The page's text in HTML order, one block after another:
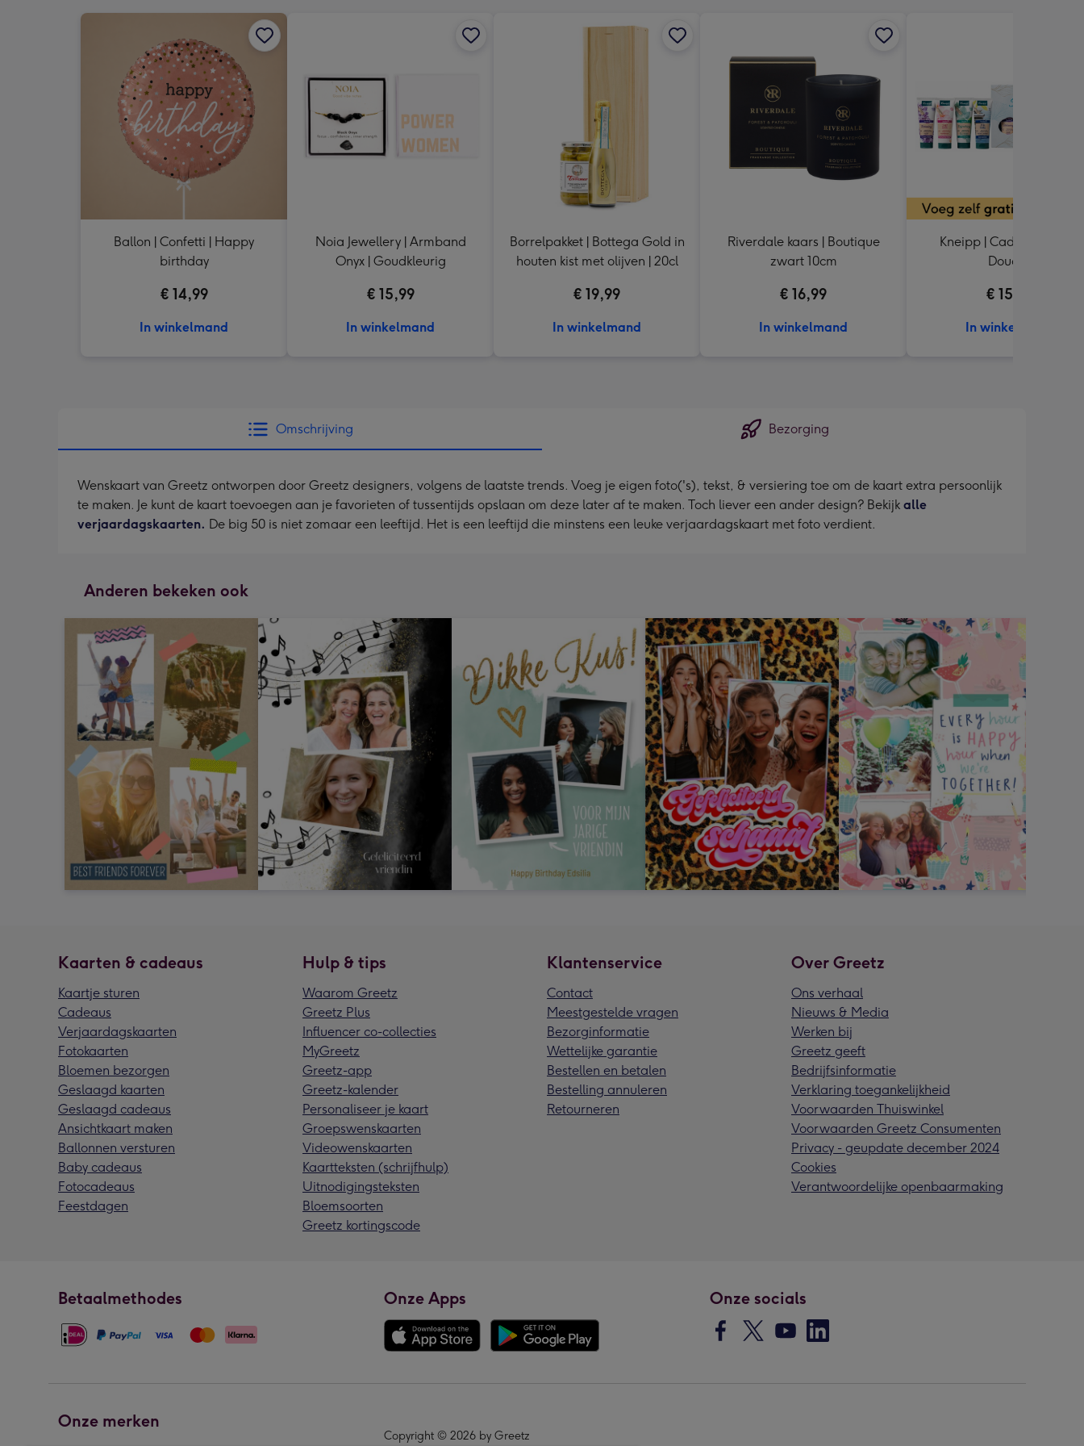
Ballon | Confetti | Happy
birthday
€ 14,99
In winkelmand
Noia Jewellery | Armband
Onyx | Goudkleurig
€ 15,99
In winkelmand
Borrelpakket | Bottega Gold in
houten kist met olijven | 20cl
€ 19,99
In winkelmand
Riverdale kaars | Boutique
zwart 10cm
€ 16,99
In winkelmand
Kneipp | Cadeaupakket |
Douche
€ 15,99
In winkelmand
Omschrijving Bezorging
Wenskaart van Greetz ontworpen door Greetz designers, volgens de laatste trends. Voeg je eigen foto('s), tekst, & versiering toe om de kaart extra persoonlijk
te maken. Je kunt de kaart toevoegen aan je favorieten of tussentijds opslaan om deze later af te maken. Toch liever een ander design? Bekijk alle
verjaardagskaarten. De big 50 is niet zomaar een leeftijd. Het is een leeftijd die minstens een leuke verjaardagskaart met foto verdient.
Anderen bekeken ook
Kaarten & cadeaus
Kaartje sturen
Cadeaus
Verjaardagskaarten
Fotokaarten
Bloemen bezorgen
Geslaagd kaarten
Geslaagd cadeaus
Ansichtkaart maken
Ballonnen versturen
Baby cadeaus
Fotocadeaus
Feestdagen
Hulp & tips
Waarom Greetz
Greetz Plus
Influencer co-collecties
MyGreetz
Greetz-app
Greetz-kalender
Personaliseer je kaart
Groepswenskaarten
Videowenskaarten
Kaartteksten (schrijfhulp)
Uitnodigingsteksten
Bloemsoorten
Greetz kortingscode
Klantenservice
Contact
Meestgestelde vragen
Bezorginformatie
Wettelijke garantie
Bestellen en betalen
Bestelling annuleren
Retourneren
Over Greetz
Ons verhaal
Nieuws & Media
Werken bij
Greetz geeft
Bedrijfsinformatie
Verklaring toegankelijkheid
Voorwaarden Thuiswinkel
Voorwaarden Greetz Consumenten
Privacy - geupdate december 2024
Cookies
Verantwoordelijke openbaarmaking
Betaalmethodes Onze Apps Onze socials
Onze merken
Copyright © 2026 by Greetz